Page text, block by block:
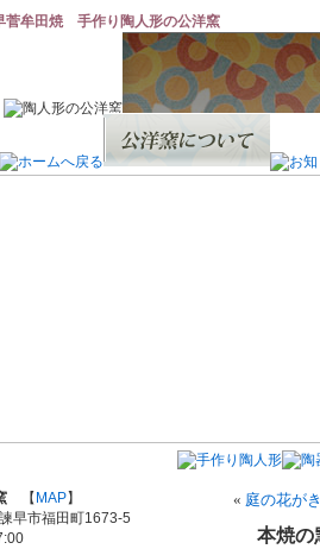
菅牟田焼 手作り陶人形の公洋窯
【 MAP】
早市福田町1673-5
« 庭の花が
本焼の